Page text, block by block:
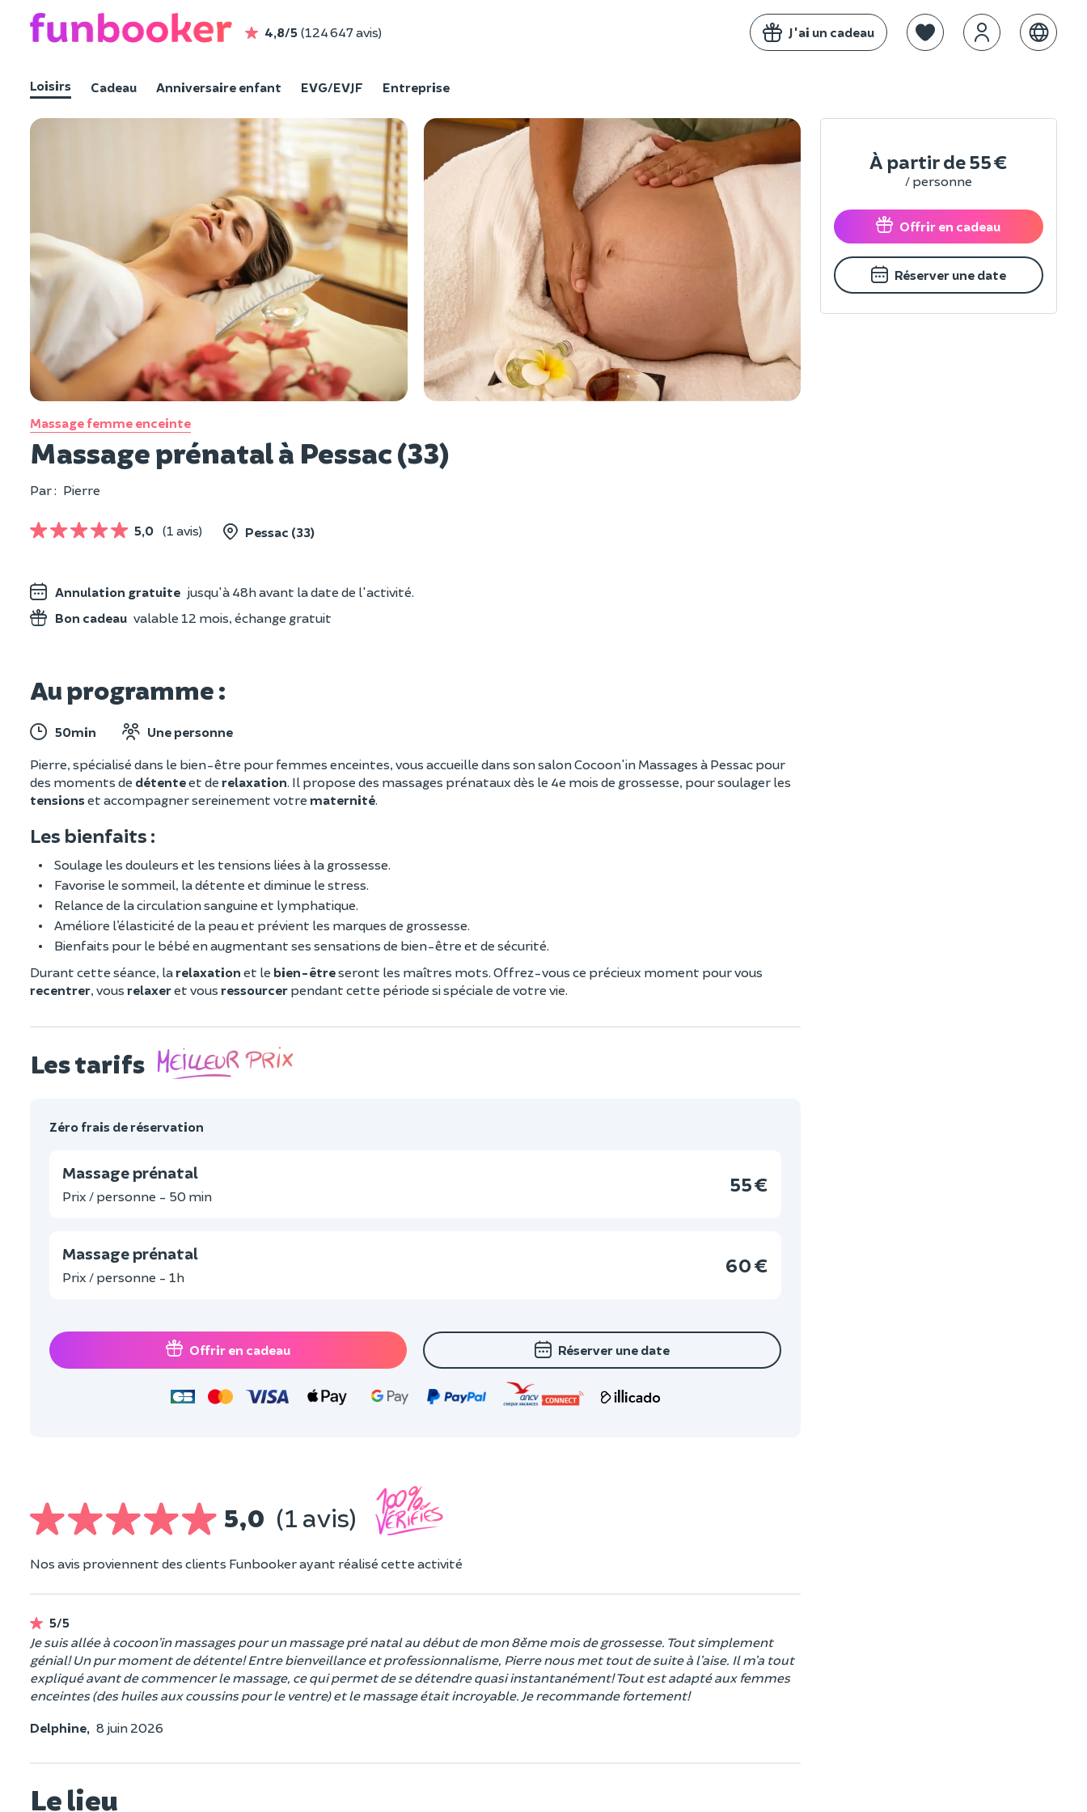
4,8/5 (124 647 avis) J'ai un cadeau
Loisirs Cadeau Anniversaire enfant EVG/EVJF Entreprise
Voir les photos
Massage femme enceinte
Massage prénatal à Pessac (33)
Par : Pierre
5,0 (1 avis) Pessac (33)
Annulation gratuite jusqu'à 48h avant la date de l'activité.
Bon cadeau valable 12 mois, échange gratuit
Au programme :
50min Une personne
Pierre, spécialisé dans le bien-être pour femmes enceintes, vous accueille dans son salon Cocoon'in Massages à Pessac pour
des moments de détenteet de relaxation. Il propose des massages prénataux dès le 4e mois de grossesse, pour soulager les
tensionset accompagner sereinement votre maternité.
Les bienfaits :
Soulage les douleurs et les tensions liées à la grossesse.
Favorise le sommeil, la détente et diminue le stress.
Relance de la circulation sanguine et lymphatique.
Améliore l’élasticité de la peau et prévient les marques de grossesse.
Bienfaits pour le bébé en augmentant ses sensations de bien-être et de sécurité.
Durant cette séance, larelaxation et le bien-êtreseront les maîtres mots. Offrez-vous ce précieux moment pour vous
recentrer, vous relaxeret vous ressourcer pendant cette période si spéciale de votre vie.
Les tarifs
Zéro frais de réservation
Massage prénatal
Prix / personne - 50 min
55 €
Massage prénatal
Prix / personne - 1h
60 €
Offrir en cadeau Réserver une date
5,0 (1 avis)
Nos avis proviennent des clients Funbooker ayant réalisé cette activité
5/5
Je suis allée à cocoon’in massages pour un massage pré natal au début de mon 8´ème mois de grossesse. Tout simplement
génial! Un pur moment de détente! Entre bienveillance et professionnalisme, Pierre nous met tout de suite à l’aise. Il m’a tout
expliqué avant de commencer le massage, ce qui permet de se détendre quasi instantanément! Tout est adapté aux femmes
enceintes (des huiles aux coussins pour le ventre) et le massage était incroyable. Je recommande fortement!
Delphine, 8 juin 2026
Le lieu
À partir de55 €
/ personne
Offrir en cadeau
Réserver une date